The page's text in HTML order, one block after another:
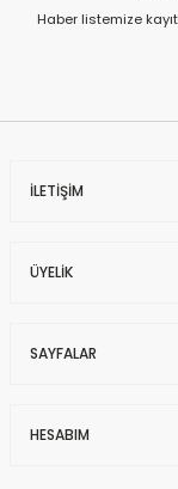
Haber listemize
İLETİŞİM
ÜYELİK
SAYFALAR
HESABIM